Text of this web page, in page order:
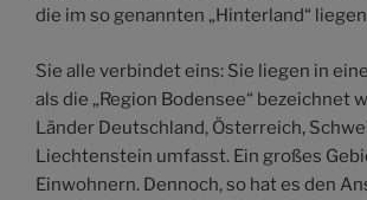
die im so genannten „Hinterland“
Sie alle verbindet eins: Sie liegen in
als die „Region Bodensee“ bezeichnet
Länder Deutschland, Österreich,
Liechtenstein umfasst. Ein großes
Einwohnern. Dennoch, so hat es den